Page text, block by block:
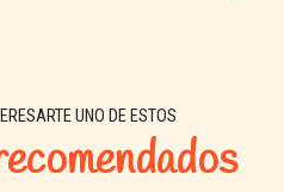
UNO DE ESTOS